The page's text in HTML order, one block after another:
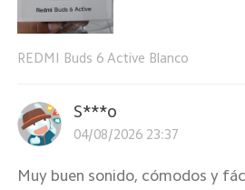
REDMI Buds 6 Active Blanco
S***o
04/08/2026 23:37
Muy buen sonido, cómodos y